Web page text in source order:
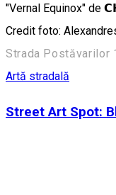
"Vernal Equinox"
Credit foto:
Strada Postăvarilor
Artă stradală
Street Art Spot: